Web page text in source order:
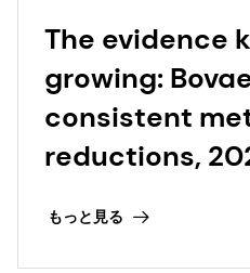
The evidence
growing:
consistent
reductions,
もっと見る